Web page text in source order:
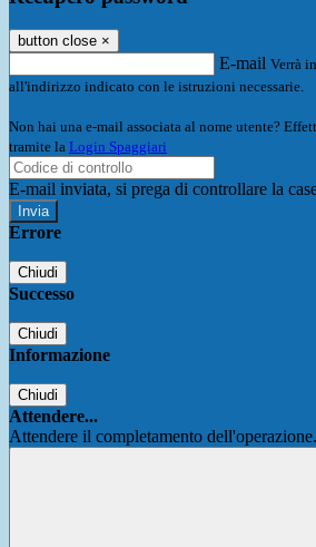
button close ×
E-mail Verrà
all'indirizzo indicato con le istruzioni necessarie.
Non hai una e-mail associata al nome utente?
tramite la Login Spaggiari
E-mail inviata, si prega di controllare la
Errore
Chiudi
Successo
Chiudi
Informazione
Chiudi
Attendere...
Attendere il completamento